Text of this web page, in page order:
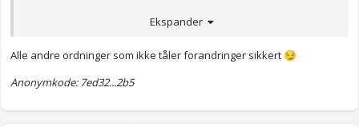
Ekspander
Alle andre ordninger som ikke tåler forandringer sikkert 😏
Anonymkode: 7ed32...2b5